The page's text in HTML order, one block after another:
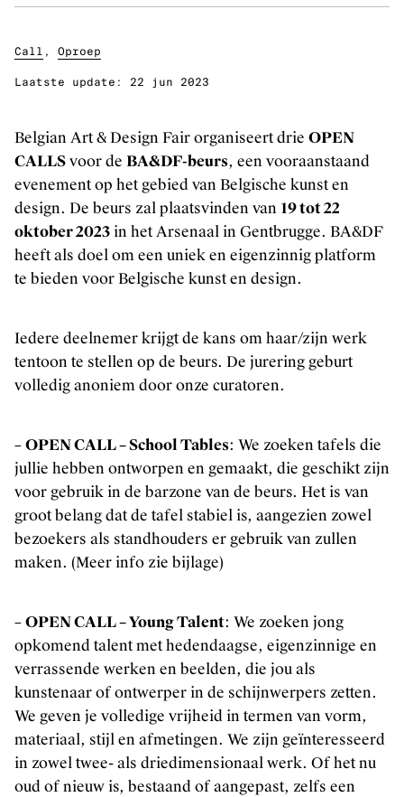
Podiumkunsten
ONTDEK
Bibliotheek en collecties
Publicaties
Videozone
Podcasts
OVER KUNSTENPUNT
Inclusie, zorg en duurzaamheid
Contacteer ons
VOLG KUNSTENPUNT
Nieuwsbrief Kunstenpunt
Vimeo
Call , Oproep
Laatste update: 22 jun 2023
Belgian Art & Design Fair organiseert drie OPEN
CALLSvoor de BA&DF-beurs, een vooraanstaand
evenement op het gebied van Belgische kunst en
design. De beurs zal plaatsvinden van 19 tot 22
oktober 2023in het Arsenaal in Gentbrugge. BA&DF
heeft als doel om een uniek en eigenzinnig platform
te bieden voor Belgische kunst en design.
Iedere deelnemer krijgt de kans om haar/zijn werk
tentoon te stellen op de beurs. De jurering geburt
volledig anoniem door onze curatoren.
–OPEN CALL – School Tables: We zoeken tafels die
jullie hebben ontworpen en gemaakt, die geschikt zijn
voor gebruik in de barzone van de beurs. Het is van
groot belang dat de tafel stabiel is, aangezien zowel
bezoekers als standhouders er gebruik van zullen
maken. (Meer info zie bijlage)
–OPEN CALL – Young Talent: We zoeken jong
opkomend talent met hedendaagse, eigenzinnige en
verrassende werken en beelden, die jou als
kunstenaar of ontwerper in de schijnwerpers zetten.
We geven je volledige vrijheid in termen van vorm,
materiaal, stijl en afmetingen. We zijn geïnteresseerd
in zowel twee- als driedimensionaal werk. Of het nu
oud of nieuw is, bestaand of aangepast, zelfs een